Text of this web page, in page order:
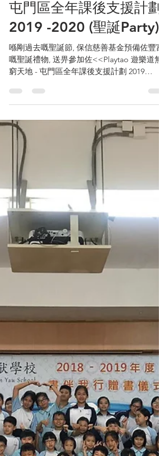
Playtao 遊樂道無窮天地 -
屯門區全年課後支援計劃
2019 -2020 (聖誕Party)
喺剛過去嘅聖誕節, 保信慈善基金預備佐豐富
窮天地 - 屯門區全年課後支援計劃 2019
-2020>>嘅小朋友, 一同歡渡佐一個開心有難
^^ 好啦 2020年,...